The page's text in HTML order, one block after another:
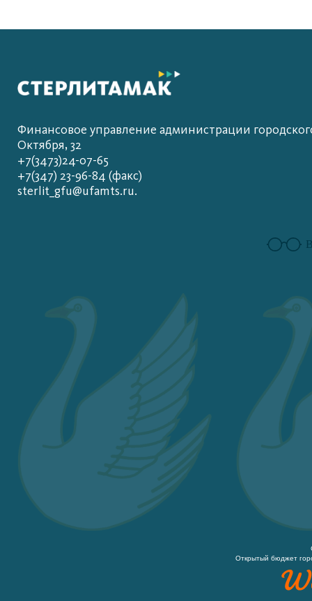
Финансовое управление администрации
Октября, 32
+7(3473)24-07-65
+7(347) 23-96-84 (факс)
sterlit_gfu@ufamts.ru.
Открытый бюджет